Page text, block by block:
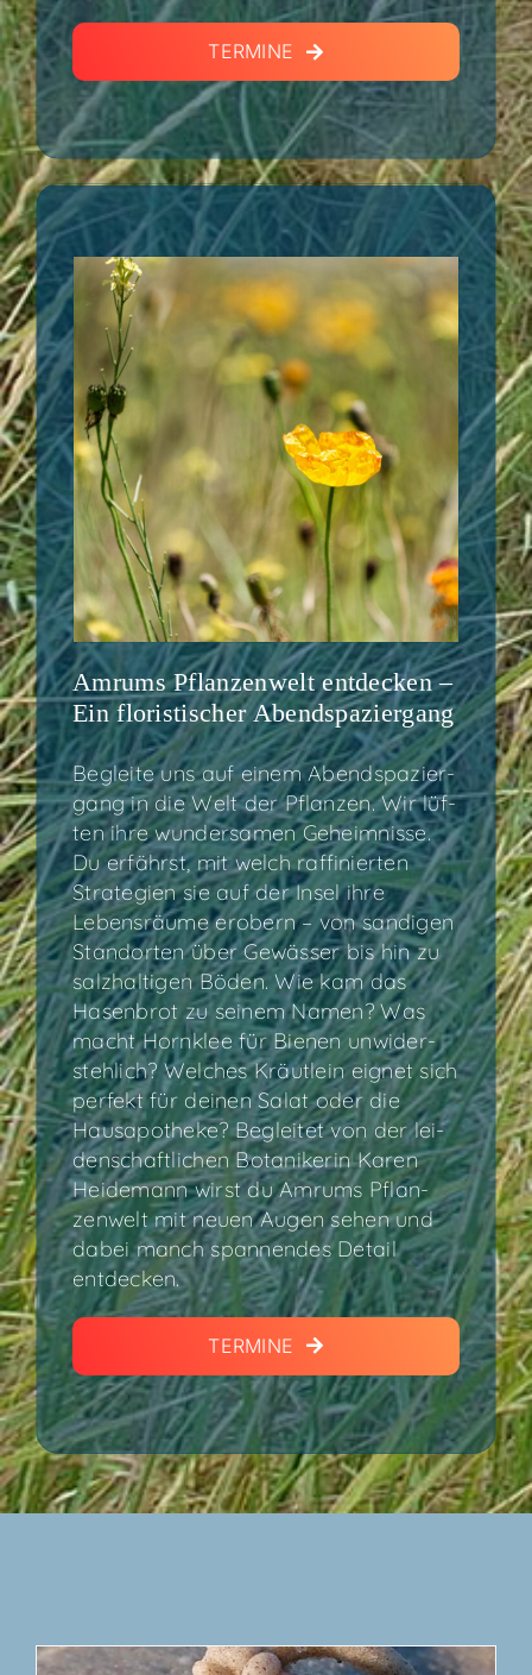
TER­MI­NE
Amrums Pflan­zen­welt ent­de­cken –
Ein flo­ris­ti­scher Abendspaziergang
Beglei­te uns auf einem Abend­spa­zier­
gang in die Welt der Pflan­zen. Wir lüf­
ten ihre wun­der­sa­men Geheim­nis­se.
Du erfährst, mit welch raf­fi­nier­ten
Stra­te­gien sie auf der Insel ihre
Lebens­räu­me erobern – von san­di­gen
Stand­or­ten über Gewäs­ser bis hin zu
salz­hal­ti­gen Böden. Wie kam das
Hasen­brot zu sei­nem Namen? Was
macht Horn­klee für Bie­nen unwi­der­
steh­lich? Wel­ches Kräut­lein eig­net sich
per­fekt für dei­nen Salat oder die
Haus­apo­the­ke? Beglei­tet von der lei­
den­schaft­li­chen Bota­ni­ke­rin Karen
Hei­de­mann wirst du Amrums Pflan­
zen­welt mit neu­en Augen sehen und
dabei manch span­nen­des Detail
entdecken.
TER­MI­NE